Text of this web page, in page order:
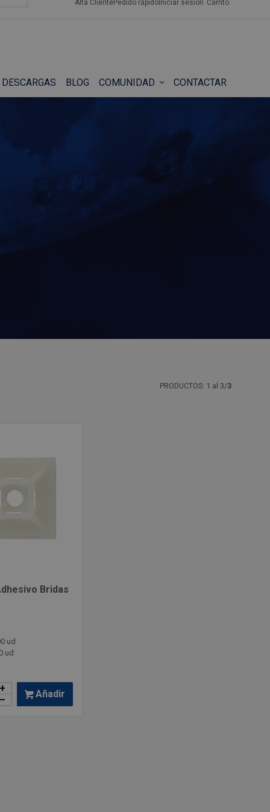
Alta ClientePedido rápido Iniciar sesión Carrito
DESCARGAS BLOG COMUNIDAD CONTACTAR
PRODUCTOS: 1 al 3/3
Bridas
ud
ud
+
–
Añadir